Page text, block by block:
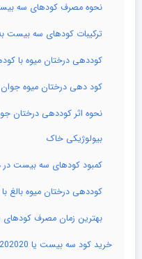
نحوه مصرف کودهای سه
ترکیبات کودهای سه بیست
کوددهی درختان میوه با
کود دهی درختان میوه
نحوه اثر کوددهی درختان
بیولوژیکی خاک
کمبود کودهای سه بیست در
کوددهی درختان میوه بالغ
بهترین زمان مصرف
خرید کود سه بیست یا 202020